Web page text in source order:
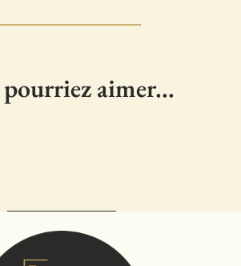
pourriez aimer...